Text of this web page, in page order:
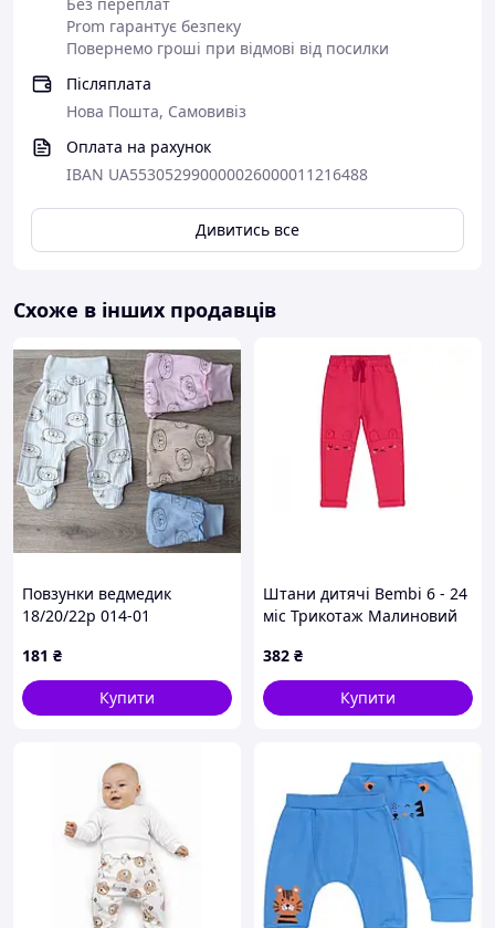
Prom гарантує безпеку
Повернемо гроші при відмові від посилки
Післяплата
Нова Пошта, Самовивіз
Оплата на рахунок
IBAN UA553052990000026000011216488
Дивитись все
Схоже в інших продавців
Повзунки ведмедик
18/20/22р 014-01
181 ₴
Купити
Штани дитячі Bembi 6 - 24
міс Трикотаж Малиновий
382 ₴
Купити